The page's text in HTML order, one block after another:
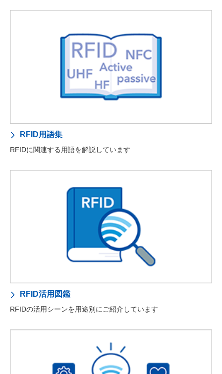
RFID用語集
RFIDに関連する用語を解説しています
RFID活用図鑑
RFIDの活用シーンを用途別にご紹介しています